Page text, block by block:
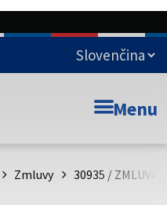
Menu
Zmluvy 30935 /